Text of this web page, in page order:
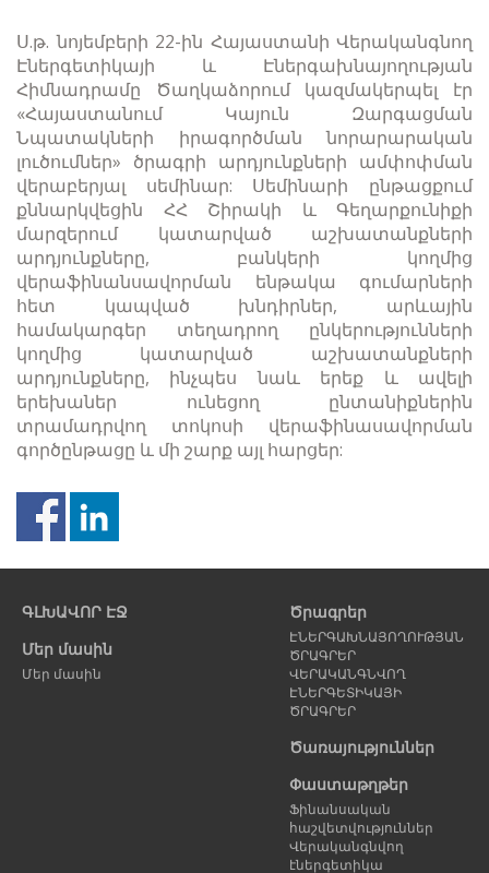
Ս.թ. նոյեմբերի 22-ին Հայաստանի Վերականգնող
Էներգետիկայի և Էներգախնայողության
Հիմնադրամը Ծաղկաձորում կազմակերպել էր
«Հայաստանում Կայուն Զարգացման
Նպատակների իրագործման նորարարական
լուծումներ» ծրագրի արդյունքների ամփոփման
վերաբերյալ սեմինար: Սեմինարի ընթացքում
քննարկվեցին ՀՀ Շիրակի և Գեղարքունիքի
մարզերում կատարված աշխատանքների
արդյունքները, բանկերի կողմից
վերաֆինանսավորման ենթակա գումարների
հետ կապված խնդիրներ, արևային
համակարգեր տեղադրող ընկերությունների
կողմից կատարված աշխատանքների
արդյունքները, ինչպես նաև երեք և ավելի
երեխաներ ունեցող ընտանիքներին
տրամադրվող տոկոսի վերաֆինասավորման
գործընթացը և մի շարք այլ հարցեր:
էջ
ԳԼԽԱՎՈՐ ԷՋ
Մեր մասին
Մեր մասին
Ծրագրեր
ԷՆԵՐԳԱԽՆԱՅՈՂՈՒԹՅԱՆ
ԾՐԱԳՐԵՐ
ՎԵՐԱԿԱՆԳՆՎՈՂ
ԷՆԵՐԳԵՏԻԿԱՅԻ
ԾՐԱԳՐԵՐ
Ծառայություններ
Փաստաթղթեր
Ֆինանսական
հաշվետվություններ
Վերականգնվող
էներգետիկա